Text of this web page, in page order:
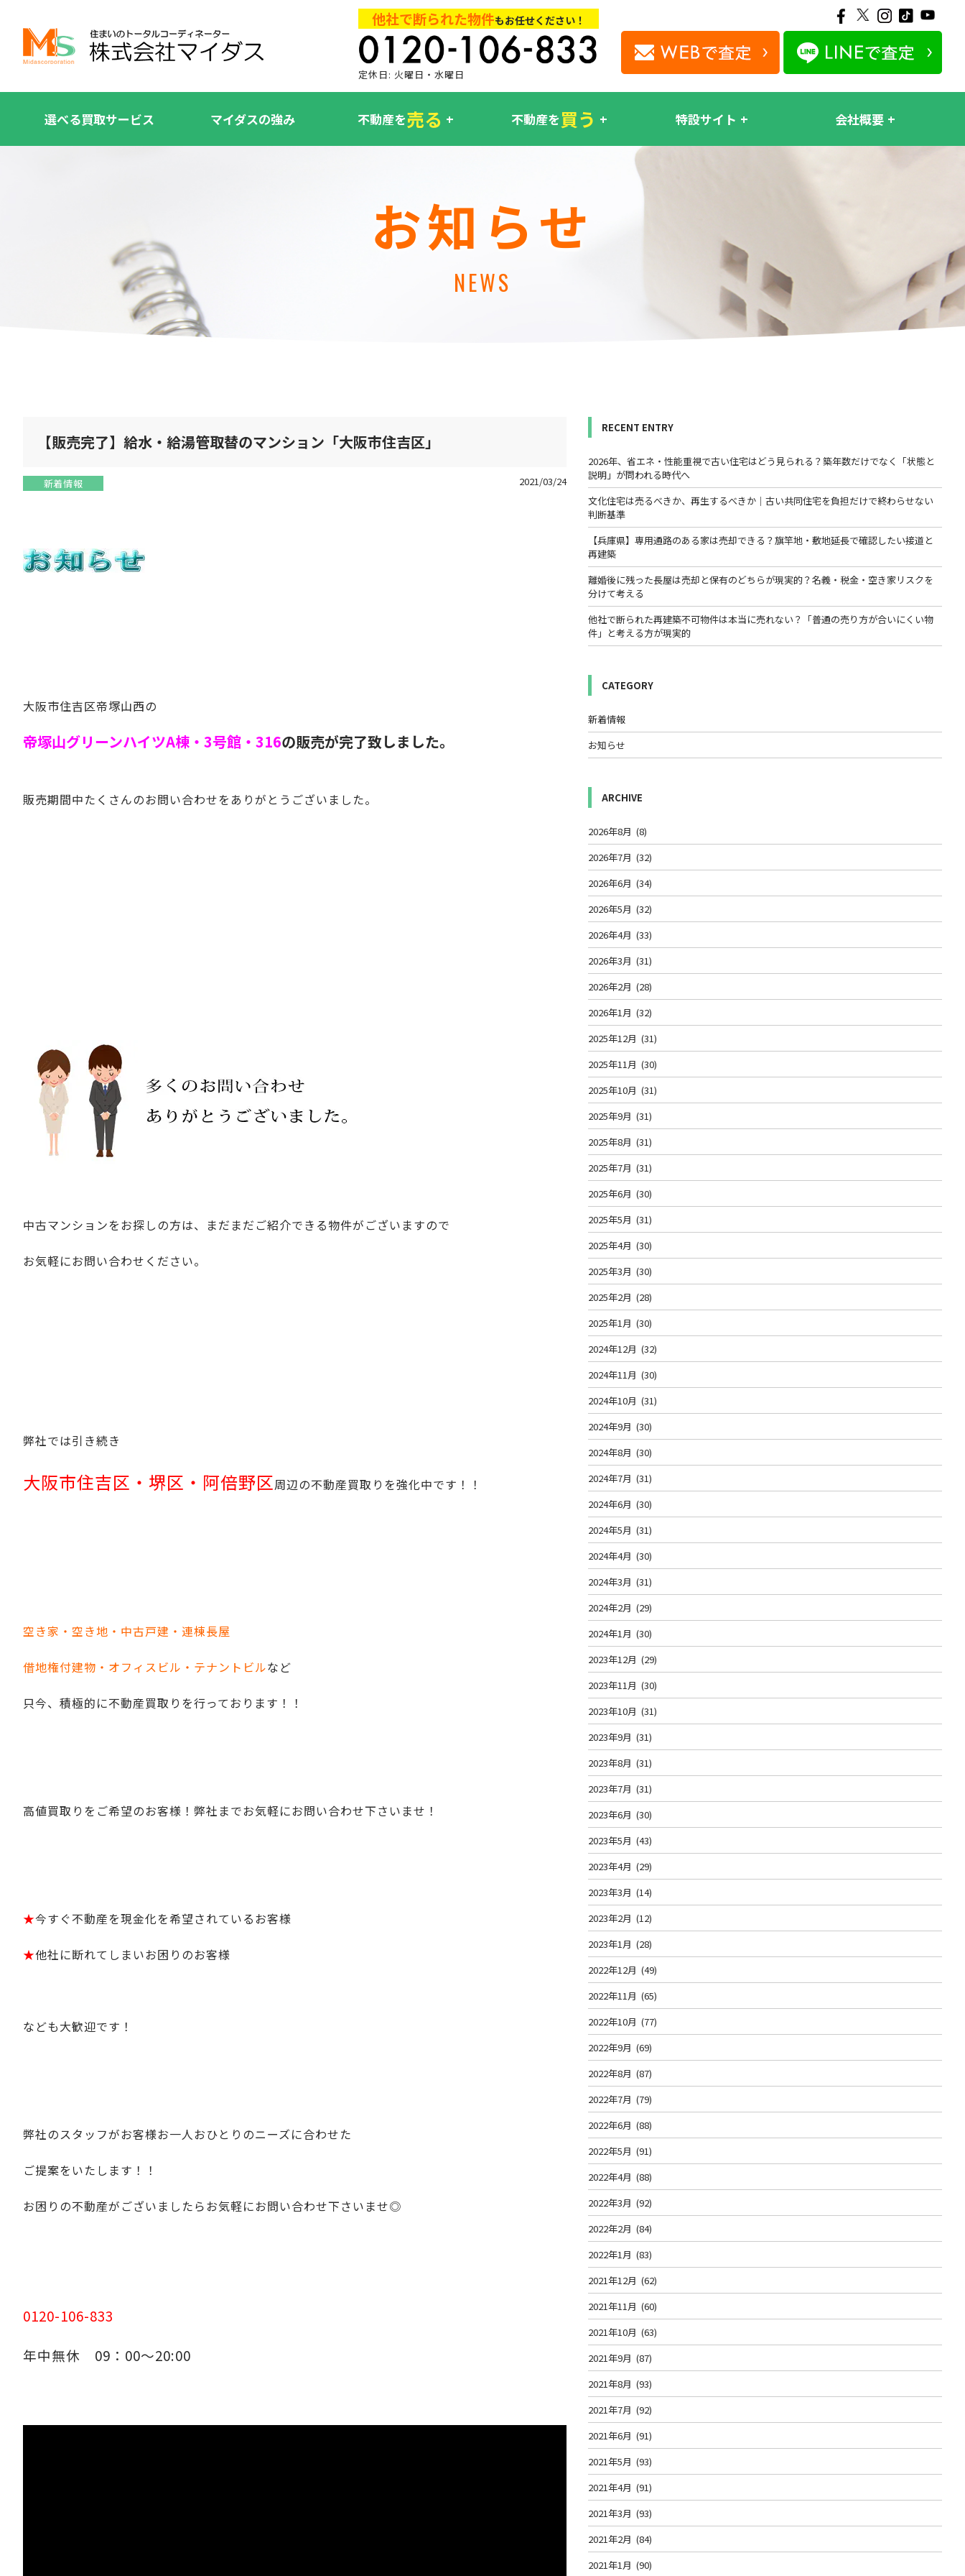
他社で断られた物件もお任せください！
定休日: 火曜日・水曜日
選べる買取サービス マイダスの強み 不動産を売る 不動産を買う 特設サイト 会社概要
お知らせ
NEWS
【販売完了】給水・給湯管取替のマンション「大阪市住吉区」
新着情報 2021/03/24
大阪市住吉区帝塚山西の
帝塚山グリーンハイツA棟・3号館・316の販売が完了致しました。
販売期間中たくさんのお問い合わせをありがとうございました。
中古マンションをお探しの方は、まだまだご紹介できる物件がございますので
お気軽にお問い合わせください。
弊社では引き続き
大阪市住吉区・堺区・阿倍野区周辺の不動産買取りを強化中です！！
空き家・空き地・中古戸建・連棟長屋
借地権付建物・オフィスビル・テナントビルなど
只今、積極的に不動産買取りを行っております！！
高値買取りをご希望のお客様！弊社までお気軽にお問い合わせ下さいませ！
★今すぐ不動産を現金化を希望されているお客様
★他社に断れてしまいお困りのお客様
なども大歓迎です！
弊社のスタッフがお客様お一人おひとりのニーズに合わせた
ご提案をいたします！！
お困りの不動産がございましたらお気軽にお問い合わせ下さいませ◎
0120-106-833
年中無休 09：00～20:00
RECENT ENTRY
2026年、省エネ・性能重視で古い住宅はどう見られる？築年数だけでなく「状態と
説明」が問われる時代へ
文化住宅は売るべきか、再生するべきか｜古い共同住宅を負担だけで終わらせない
判断基準
【兵庫県】専用通路のある家は売却できる？旗竿地・敷地延長で確認したい接道と
再建築
離婚後に残った長屋は売却と保有のどちらが現実的？名義・税金・空き家リスクを
分けて考える
他社で断られた再建築不可物件は本当に売れない？「普通の売り方が合いにくい物
件」と考える方が現実的
CATEGORY
新着情報
お知らせ
ARCHIVE
2026年8月 (8)
2026年7月 (32)
2026年6月 (34)
2026年5月 (32)
2026年4月 (33)
2026年3月 (31)
2026年2月 (28)
2026年1月 (32)
2025年12月 (31)
2025年11月 (30)
2025年10月 (31)
2025年9月 (31)
2025年8月 (31)
2025年7月 (31)
2025年6月 (30)
2025年5月 (31)
2025年4月 (30)
2025年3月 (30)
2025年2月 (28)
2025年1月 (30)
2024年12月 (32)
2024年11月 (30)
2024年10月 (31)
2024年9月 (30)
2024年8月 (30)
2024年7月 (31)
2024年6月 (30)
2024年5月 (31)
2024年4月 (30)
2024年3月 (31)
2024年2月 (29)
2024年1月 (30)
2023年12月 (29)
2023年11月 (30)
2023年10月 (31)
2023年9月 (31)
2023年8月 (31)
2023年7月 (31)
2023年6月 (30)
2023年5月 (43)
2023年4月 (29)
2023年3月 (14)
2023年2月 (12)
2023年1月 (28)
2022年12月 (49)
2022年11月 (65)
2022年10月 (77)
2022年9月 (69)
2022年8月 (87)
2022年7月 (79)
2022年6月 (88)
2022年5月 (91)
2022年4月 (88)
2022年3月 (92)
2022年2月 (84)
2022年1月 (83)
2021年12月 (62)
2021年11月 (60)
2021年10月 (63)
2021年9月 (87)
2021年8月 (93)
2021年7月 (92)
2021年6月 (91)
2021年5月 (93)
2021年4月 (91)
2021年3月 (93)
2021年2月 (84)
2021年1月 (90)